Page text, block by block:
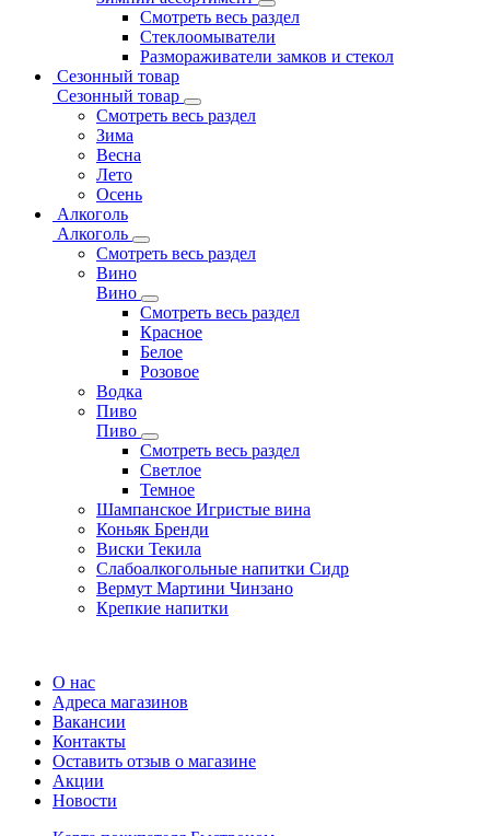
Смотреть весь раздел
Стеклоомыватели
Размораживатели замков и стекол
Сезонный товар
Сезонный товар
Смотреть весь раздел
Зима
Весна
Лето
Осень
Алкоголь
Алкоголь
Смотреть весь раздел
Вино
Вино
Смотреть весь раздел
Красное
Белое
Розовое
Водка
Пиво
Пиво
Смотреть весь раздел
Cветлое
Темное
Шампанское Игристые вина
Коньяк Бренди
Виски Текила
Слабоалкогольные напитки Сидр
Вермут Мартини Чинзано
Крепкие напитки
О нас
Адреса магазинов
Вакансии
Контакты
Оставить отзыв о магазине
Акции
Новости